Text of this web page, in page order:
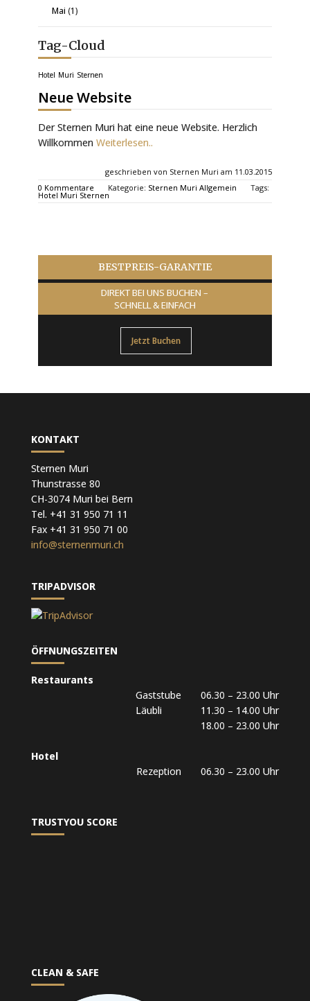
Mai (1)
Tag-Cloud
Hotel Muri Sternen
Neue Website
Der Sternen Muri hat eine neue Website. Herzlich
Willkommen Weiterlesen..
geschrieben von Sternen Muri am 11.03.2015
0 Kommentare
Kategorie: Sternen Muri Allgemein Tags:
Hotel Muri Sternen
BESTPREIS-GARANTIE
DIREKT BEI UNS BUCHEN –
SCHNELL & EINFACH
Jetzt Buchen
KONTAKT
Sternen Muri
Thunstrasse 80
CH-3074 Muri bei Bern
Tel. +41 31 950 71 11
Fax +41 31 950 71 00
info@sternenmuri.ch
TRIPADVISOR
ÖFFNUNGSZEITEN
Restaurants
Gaststube 06.30 – 23.00 Uhr
Läubli 11.30 – 14.00 Uhr
18.00 – 23.00 Uhr
Hotel
Rezeption 06.30 – 23.00 Uhr
TRUSTYOU SCORE
CLEAN & SAFE